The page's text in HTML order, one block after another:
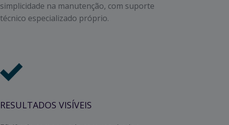
simplicidade na manutenção, com suporte
técnico especializado próprio.
RESULTADOS VISÍVEIS